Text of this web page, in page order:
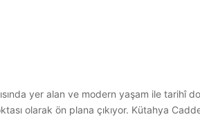
yer alan ve modern yaşam ile
olarak ön plana çıkıyor. Kütahya